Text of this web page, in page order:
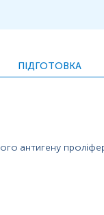
ПІДГОТОВКА
антигену